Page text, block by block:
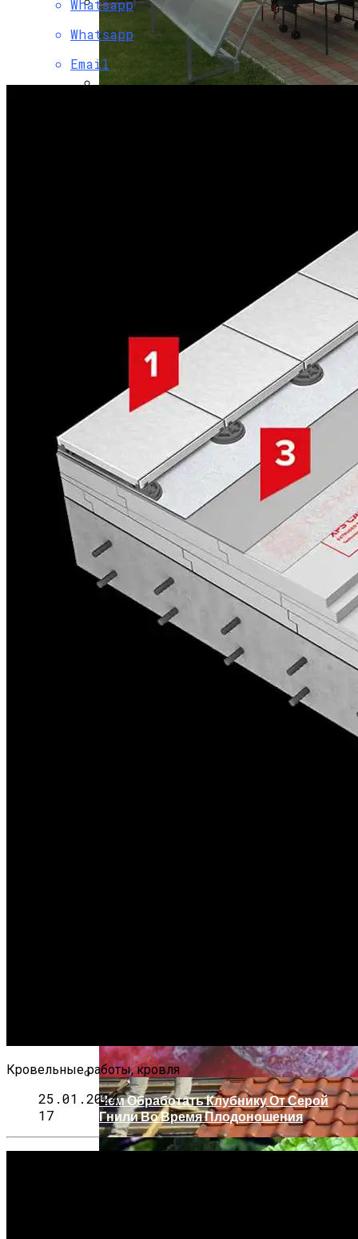
Пила Италия — Горнолыжный Курорт
Бад Эльстер (Германия) — Лечебный
Курорт
Какие Материалы Позволяют
Устойчиво Выдерживать Снеговые
Нагрузки На Крыше
Плюсы И Минусы Мягкой Кровли
Обслуживание Кровли: Периодичность
Чем Подкормить Клематисы Весной
Для Цветения И Роста
Чем Обработать Клубнику От Серой
Гнили Во Время Плодоношения
Whatsapp
Whatsapp
Email
Кровельные работы, кровля
25.01.2024
17